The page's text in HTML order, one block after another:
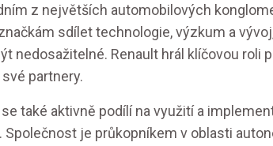
z největších automobilových
sdílet technologie, výzkum a
nedosažitelné. Renault hrál klíčovou
partnery.
se také aktivně podílí na využití a
Společnost je průkopníkem v oblasti